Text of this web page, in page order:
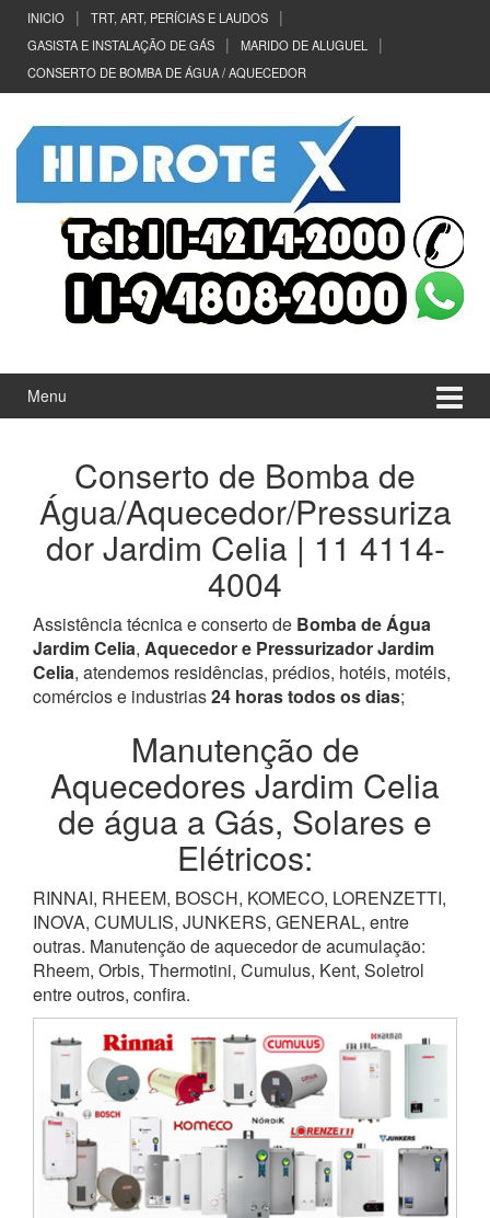
Conteúdo
Pular
menu
principal
INICIO
TRT, ART, PERÍCIAS E LAUDOS
GASISTA E INSTALAÇÃO DE GÁS
MARIDO DE ALUGUEL
CONSERTO DE BOMBA DE ÁGUA / AQUECEDOR
Menu
Conserto de Bomba de
Água/Aquecedor/Pressuriza
dor Jardim Celia | 11 4114-
4004
Assistência técnica e conserto de Bomba de Água
Jardim Celia, Aquecedor e Pressurizador Jardim
Celia, atendemos residências, prédios, hotéis, motéis,
comércios e industrias24 horas todos os dias;
Manutenção de
Aquecedores Jardim Celia
de água a Gás, Solares e
Elétricos:
RINNAI, RHEEM, BOSCH, KOMECO, LORENZETTI,
INOVA, CUMULIS, JUNKERS, GENERAL, entre
outras. Manutenção de aquecedor de acumulação:
Rheem, Orbis, Thermotini, Cumulus, Kent, Soletrol
entre outros, confira.